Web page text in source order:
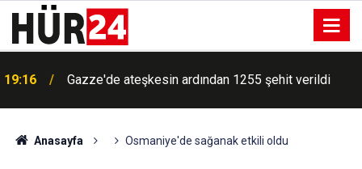
19:16 Gazze'de ateşkesin ardından 1255 şehit verildi
Anasayfa Osmaniye'de sağanak etkili oldu